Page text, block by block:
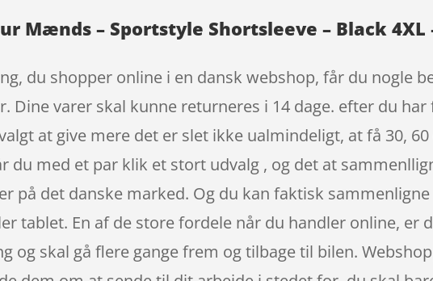
Mænds – Sportstyle Shortsleeve – Black
du shopper online i en dansk webshop, får du nogle
Dine varer skal kunne returneres i 14 dage. efter du
at give mere det er slet ikke ualmindeligt, at få 30,
du med et par klik et stort udvalg , og det at
på det danske marked. Og du kan faktisk
tablet. En af de store fordele når du handler online, er
og skal gå flere gange frem og tilbage til bilen.